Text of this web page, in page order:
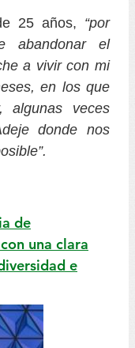
25 años, “por
abandonar el
a vivir con mi
en los que
algunas veces
donde nos
de
una clara
e